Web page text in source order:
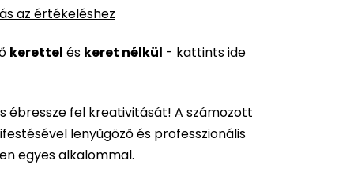
az értékeléshez
kerettel és keret nélkül - kattints ide
ébressze fel kreativitását! A számozott
lenyűgöző és professzionális
egyes alkalommal.